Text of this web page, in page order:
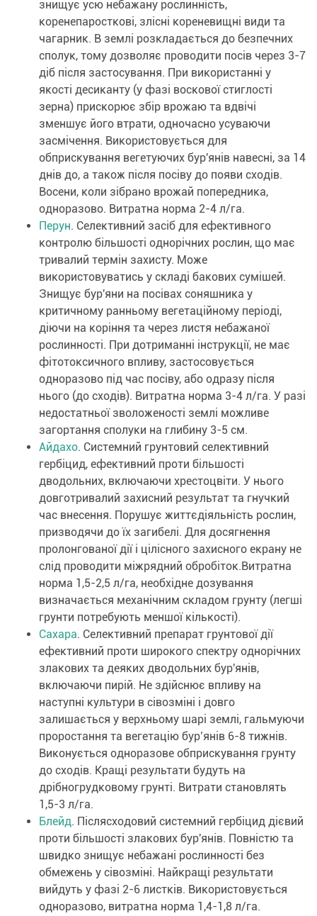
знищує усю небажану рослинність,
коренепаросткові, злісні кореневищні види та
чагарник. В землі розкладається до безпечних
сполук, тому дозволяє проводити посів через 3-7
діб після застосування. При використанні у
якості десиканту (у фазі воскової стиглості
зерна) прискорює збір врожаю та вдвічі
зменшує його втрати, одночасно усуваючи
засмічення. Використовується для
обприскування вегетуючих бур'янів навесні, за 14
днів до, а також після посіву до появи сходів.
Восени, коли зібрано врожай попередника,
одноразово. Витратна норма 2-4 л/га.
Перун. Селективний засіб для ефективного
контролю більшості однорічних рослин, що має
тривалий термін захисту. Може
використовуватись у складі бакових сумішей.
Знищує бур'яни на посівах соняшника у
критичному ранньому вегетаційному періоді,
діючи на коріння та через листя небажаної
рослинності. При дотриманні інструкції, не має
фітотоксичного впливу, застосовується
одноразово під час посіву, або одразу після
нього (до сходів). Витратна норма 3-4 л/га. У разі
недостатньої зволоженості землі можливе
загортання сполуки на глибину 3-5 см.
Айдахо. Системний грунтовий селективний
гербіцид, ефективний проти більшості
дводольних, включаючи хрестоцвіти. У нього
довготривалий захисний результат та гнучкий
час внесення. Порушує життєдіяльність рослин,
призводячи до їх загибелі. Для досягнення
пролонгованої дії і цілісного захисного екрану не
слід проводити міжрядний обробіток.Витратна
норма 1,5-2,5 л/га, необхідне дозування
визначається механічним складом грунту (легші
грунти потребують меншої кількості).
Сахара. Селективний препарат грунтової дії
ефективний проти широкого спектру однорічних
злакових та деяких дводольних бур'янів,
включаючи пирій. Не здійснює впливу на
наступні культури в сівозміні і довго
залишається у верхньому шарі землі, гальмуючи
проростання та вегетацію бур’янів 6-8 тижнів.
Виконується одноразове обприскування грунту
до сходів. Кращі результати будуть на
дрібногрудковому грунті. Витрати становлять
1,5-3 л/га.
Блейд. Післясходовий системний гербіцид дієвий
проти більшості злакових бур'янів. Повністю та
швидко знищує небажані рослинності без
обмежень у сівозміні. Найкращі результати
вийдуть у фазі 2-6 листків. Використовується
одноразово, витратна норма 1,4-1,8 л/га.